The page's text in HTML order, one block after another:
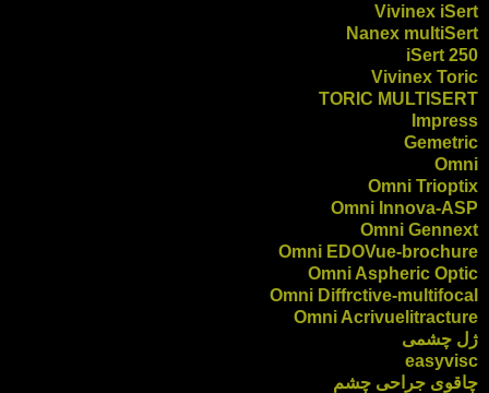
Vivinex iSert
Nanex multiSert
iSert 250
Vivinex Toric
TORIC MULTISERT
Impress
Gemetric
Omni
Omni Trioptix
Omni Innova-ASP
Omni Gennext
Omni EDOVue-brochure
Omni Aspheric Optic
Omni Diffrctive-multifocal
Omni Acrivuelitracture
ژل چشمی
easyvisc
چاقوی جراحی چشم